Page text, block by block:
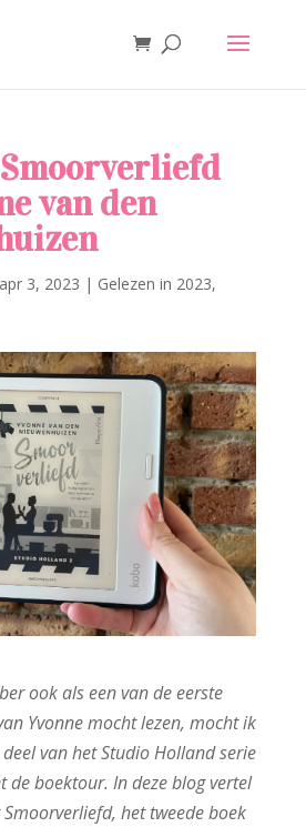
van den
apr 3, 2023 | Gelezen in 2023,
ook als een van de eerste
Yvonne mocht lezen, mocht ik
van het Studio Holland serie
de boektour. In deze blog vertel
het tweede boek